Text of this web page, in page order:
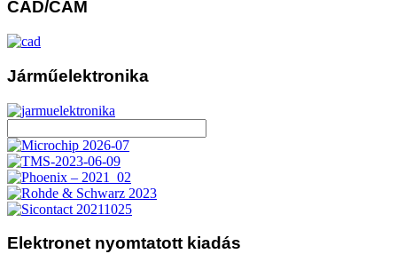
CAD/CAM
Járműelektronika
Elektronet nyomtatott kiadás